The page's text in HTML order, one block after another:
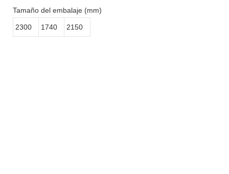
Tamaño del embalaje (mm)
2300 1740 2150